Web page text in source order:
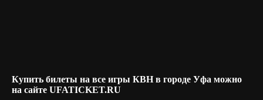
Купить билеты на все игры КВН в городе Уфа можно
на сайте UFATICKET.RU